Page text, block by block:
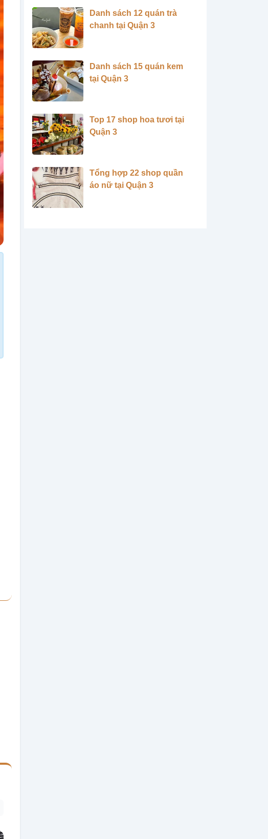
Danh sách 12 quán trà
chanh tại Quận 3
Danh sách 15 quán kem
tại Quận 3
Top 17 shop hoa tươi tại
Quận 3
Tổng hợp 22 shop quần
áo nữ tại Quận 3